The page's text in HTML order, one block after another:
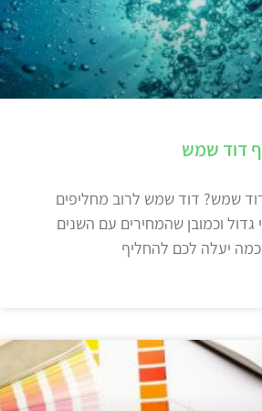
דוד שמש
שמש? דוד שמש לרוב מחליפים
וכמובן שהמחירים עם השנים
יעלה לכם להחליף